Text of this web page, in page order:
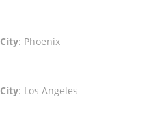
City: Phoenix
City: Los Angeles